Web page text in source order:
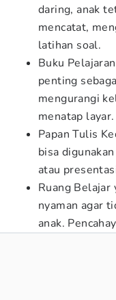
daring, anak
mencatat,
latihan soal.
Buku
penting
mengurangi
menatap layar.
Papan Tulis
bisa
atau
Ruang Belajar
nyaman agar
anak.